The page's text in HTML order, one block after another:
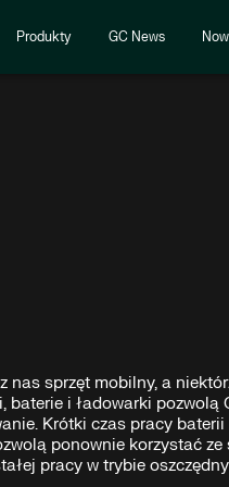
Produkty GC News
nas sprzęt mobilny, a
baterie i ładowarki
Krótki czas pracy
ponownie korzystać
pracy w trybie